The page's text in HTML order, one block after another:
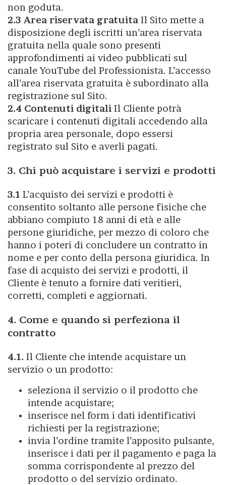
non goduta.
2.3 Area riservata gratuita Il Sito mette a
disposizione degli iscritti un’area riservata
gratuita nella quale sono presenti
approfondimenti ai video pubblicati sul
canale YouTube del Professionista. L’accesso
all’area riservata gratuita è subordinato alla
registrazione sul Sito.
2.4 Contenuti digitali Il Cliente potrà
scaricare i contenuti digitali accedendo alla
propria area personale, dopo essersi
registrato sul Sito e averli pagati.
3. Chi può acquistare i servizi e prodotti
3.1 L’acquisto dei servizi e prodotti è
consentito soltanto alle persone fisiche che
abbiano compiuto 18 anni di età e alle
persone giuridiche, per mezzo di coloro che
hanno i poteri di concludere un contratto in
nome e per conto della persona giuridica. In
fase di acquisto dei servizi e prodotti, il
Cliente è tenuto a fornire dati veritieri,
corretti, completi e aggiornati.
4. Come e quando si perfeziona il
contratto
4.1. Il Cliente che intende acquistare un
servizio o un prodotto:
seleziona il servizio o il prodotto che
intende acquistare;
inserisce nel form i dati identificativi
richiesti per la registrazione;
invia l’ordine tramite l’apposito pulsante,
inserisce i dati per il pagamento e paga la
somma corrispondente al prezzo del
prodotto o del servizio ordinato.